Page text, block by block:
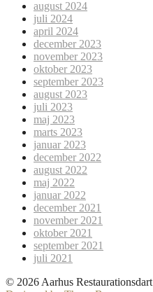
august 2024
juli 2024
april 2024
december 2023
november 2023
oktober 2023
september 2023
august 2023
juli 2023
maj 2023
marts 2023
januar 2023
december 2022
august 2022
maj 2022
januar 2022
december 2021
november 2021
oktober 2021
september 2021
juli 2021
© 2026 Aarhus Restaurationsdart